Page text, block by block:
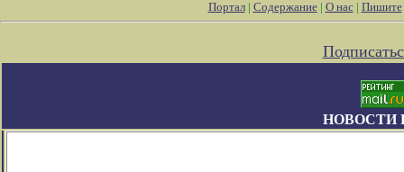
Портал| Содержание| О нас| Пишите
НОВОСТИ